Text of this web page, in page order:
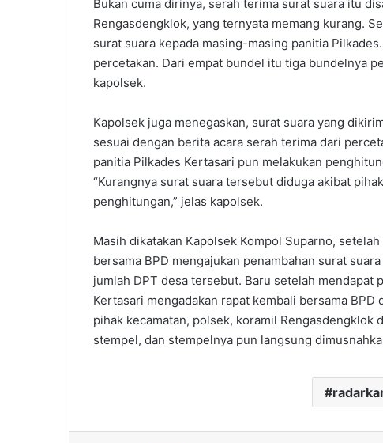
Bukan cuma dirinya, serah terima surat suara itu
Rengasdengklok, yang ternyata memang kurang.
surat suara kepada masing-masing panitia
percetakan. Dari empat bundel itu tiga bundelnya
kapolsek.
Kapolsek juga menegaskan, surat suara yang
sesuai dengan berita acara serah terima dari
panitia Pilkades Kertasari pun melakukan
“Kurangnya surat suara tersebut diduga akibat
penghitungan,” jelas kapolsek.
Masih dikatakan Kapolsek Kompol Suparno,
bersama BPD mengajukan penambahan surat
jumlah DPT desa tersebut. Baru setelah mendapat
Kertasari mengadakan rapat kembali bersama
pihak kecamatan, polsek, koramil Rengasdengklok
stempel, dan stempelnya pun langsung